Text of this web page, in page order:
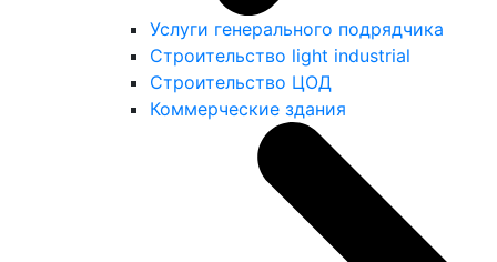
Услуги генерального подрядчика
Строительство light industrial
Строительство ЦОД
Коммерческие здания